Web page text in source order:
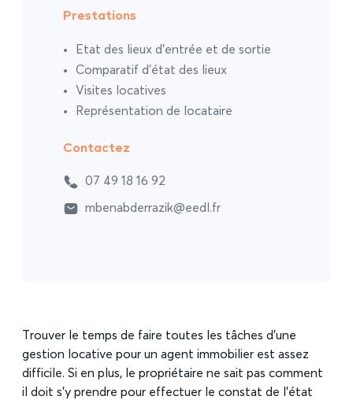
Trouver le temps de faire toutes les tâches d’une
gestion locative pour un agent immobilier est assez
difficile. Si en plus, le propriétaire ne sait pas comment
il doit s’y prendre pour effectuer le constat de l’état
Prestations
Etat des lieux d’entrée et de sortie
Comparatif d’état des lieux
Visites locatives
Représentation de locataire
Contactez
07 49 18 16 92
mbenabderrazik@eedl.fr